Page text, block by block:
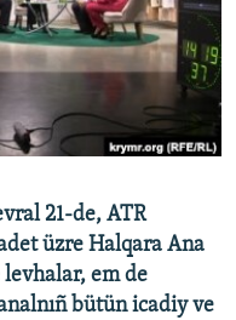
21-de, ATR
üzre Halqara Ana
levhalar, em de
bütün icadiy ve